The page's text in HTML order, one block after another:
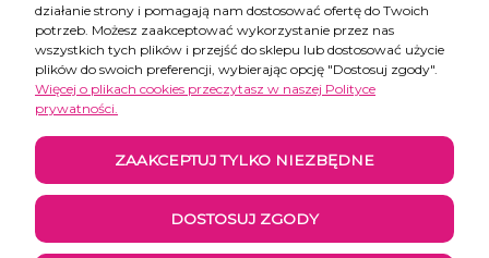
Pomoc
Moje konto
Płatności i dostawa
O nas
działanie strony i pomagają nam dostosować ofertę do Twoich
potrzeb. Możesz zaakceptować wykorzystanie przez nas
wszystkich tych plików i przejść do sklepu lub dostosować użycie
plików do swoich preferencji, wybierając opcję "Dostosuj zgody".
Więcej o plikach cookies przeczytasz w naszej Polityce
prywatności.
ZAAKCEPTUJ TYLKO NIEZBĘDNE
DOSTOSUJ ZGODY